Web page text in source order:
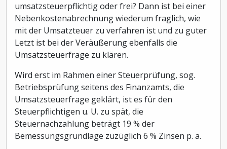
umsatzsteuerpflichtig oder frei? Dann ist bei einer
Nebenkostenabrechnung wiederum fraglich, wie
mit der Umsatzteuer zu verfahren ist und zu guter
Letzt ist bei der Veräußerung ebenfalls die
Umsatzsteuerfrage zu klären.
Wird erst im Rahmen einer Steuerprüfung, sog.
Betriebsprüfung seitens des Finanzamts, die
Umsatzsteuerfrage geklärt, ist es für den
Steuerpflichtigen u. U. zu spät, die
Steuernachzahlung beträgt 19 % der
Bemessungsgrundlage zuzüglich 6 % Zinsen p. a.